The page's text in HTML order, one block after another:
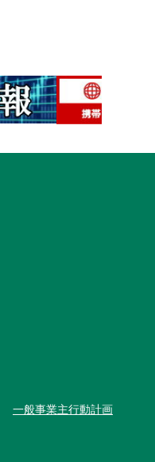
一般事業主行動計画